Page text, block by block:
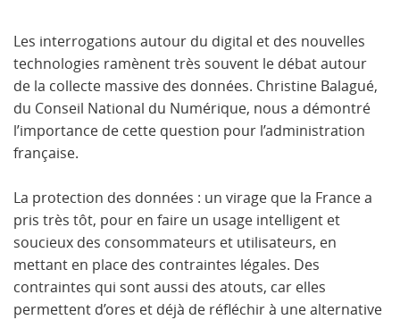
Les interrogations autour du digital et des nouvelles
technologies ramènent très souvent le débat autour
de la collecte massive des données. Christine Balagué,
du Conseil National du Numérique, nous a démontré
l’importance de cette question pour l’administration
française.
La protection des données : un virage que la France a
pris très tôt, pour en faire un usage intelligent et
soucieux des consommateurs et utilisateurs, en
mettant en place des contraintes légales. Des
contraintes qui sont aussi des atouts, car elles
permettent d’ores et déjà de réfléchir à une alternative